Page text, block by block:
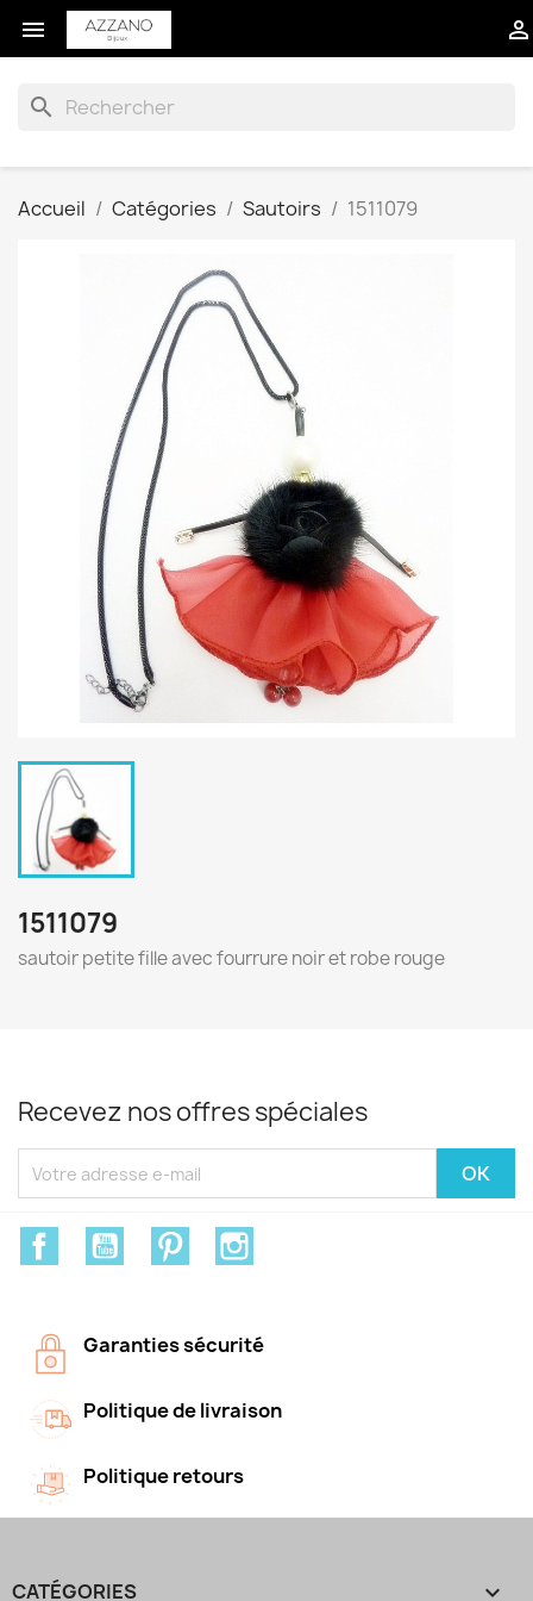
 
search
Accueil Catégories Sautoirs 1511079
1511079
sautoir petite fille avec fourrure noir et robe rouge
Recevez nos offres spéciales
FacebookYouTube Pinterest
Garanties sécurité
Politique de livraison
Politique retours
CATÉGORIES 